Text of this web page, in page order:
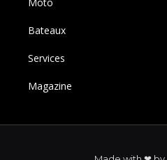
Bateaux
Services
Magazine